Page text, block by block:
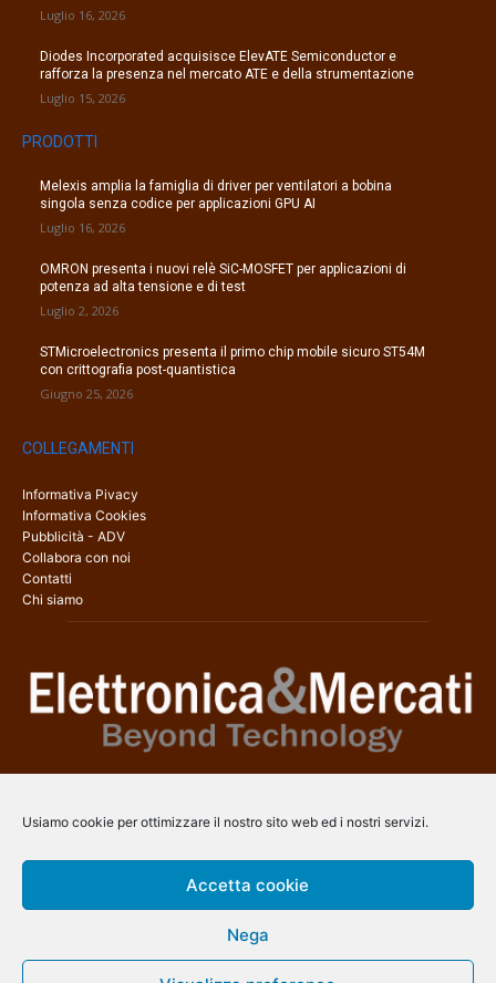
Usiamo cookie per ottimizzare il nostro sito web ed i nostri servizi.
Accetta cookie
Nega
Luglio 16, 2026
Diodes Incorporated acquisisce ElevATE Semiconductor e
rafforza la presenza nel mercato ATE e della strumentazione
Luglio 15, 2026
PRODOTTI
Melexis amplia la famiglia di driver per ventilatori a bobina
singola senza codice per applicazioni GPU AI
Luglio 16, 2026
OMRON presenta i nuovi relè SiC-MOSFET per applicazioni di
potenza ad alta tensione e di test
Luglio 2, 2026
STMicroelectronics presenta il primo chip mobile sicuro ST54M
con crittografia post-quantistica
Giugno 25, 2026
COLLEGAMENTI
Informativa Pivacy
Informativa Cookies
Pubblicità - ADV
Collabora con noi
Contatti
Chi siamo
una copertura a 360° che coinvolge tecnologie, prodotti, mercati e
info@arscommunication.it
SEGUICI